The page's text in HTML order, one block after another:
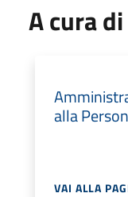
A cura di
alla
VAI ALLA